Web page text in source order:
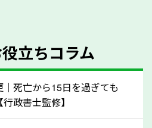
のソコカラへ車の状態につい
い。
イミングで売るのも
！
立ちコラム
死亡から15日を過ぎても
政書士監修】